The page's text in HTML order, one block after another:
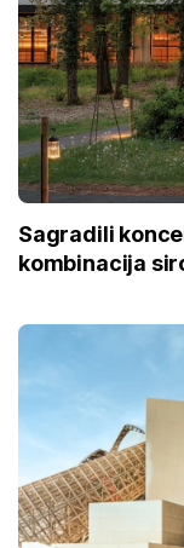
Sagradili
kombinacija